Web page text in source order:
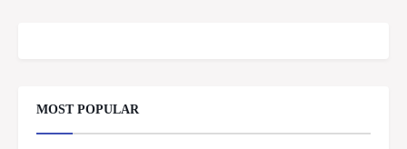
MOST POPULAR